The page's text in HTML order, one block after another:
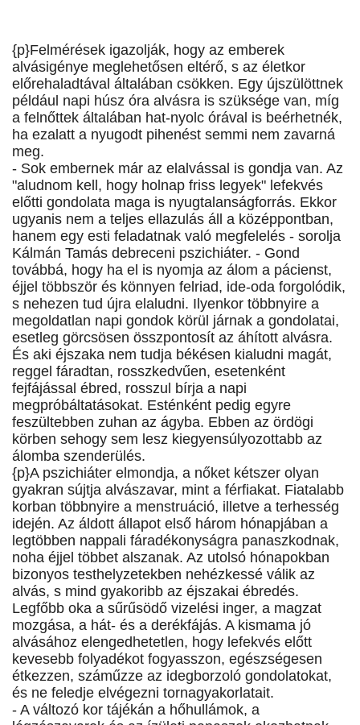
{p}Felmérések igazolják, hogy az emberek
alvásigénye meglehetősen eltérő, s az életkor
előrehaladtával általában csökken. Egy újszülöttnek
például napi húsz óra alvásra is szüksége van, míg
a felnőttek általában hat-nyolc órával is beérhetnék,
ha ezalatt a nyugodt pihenést semmi nem zavarná
meg.
- Sok embernek már az elalvással is gondja van. Az
"aludnom kell, hogy holnap friss legyek" lefekvés
előtti gondolata maga is nyugtalanságforrás. Ekkor
ugyanis nem a teljes ellazulás áll a középpontban,
hanem egy esti feladatnak való megfelelés - sorolja
Kálmán Tamás debreceni pszichiáter. - Gond
továbbá, hogy ha el is nyomja az álom a pácienst,
éjjel többször és könnyen felriad, ide-oda forgolódik,
s nehezen tud újra elaludni. Ilyenkor többnyire a
megoldatlan napi gondok körül járnak a gondolatai,
esetleg görcsösen összpontosít az áhított alvásra.
És aki éjszaka nem tudja békésen kialudni magát,
reggel fáradtan, rosszkedvűen, esetenként
fejfájással ébred, rosszul bírja a napi
megpróbáltatásokat. Esténként pedig egyre
feszültebben zuhan az ágyba. Ebben az ördögi
körben sehogy sem lesz kiegyensúlyozottabb az
álomba szenderülés.
{p}A pszichiáter elmondja, a nőket kétszer olyan
gyakran sújtja alvászavar, mint a férfiakat. Fiatalabb
korban többnyire a menstruáció, illetve a terhesség
idején. Az áldott állapot első három hónapjában a
legtöbben nappali fáradékonyságra panaszkodnak,
noha éjjel többet alszanak. Az utolsó hónapokban
bizonyos testhelyzetekben nehézkessé válik az
alvás, s mind gyakoribb az éjszakai ébredés.
Legfőbb oka a sűrűsödő vizelési inger, a magzat
mozgása, a hát- és a derékfájás. A kismama jó
alvásához elengedhetetlen, hogy lefekvés előtt
kevesebb folyadékot fogyasszon, egészségesen
étkezzen, száműzze az idegborzoló gondolatokat,
és ne feledje elvégezni tornagyakorlatait.
- A változó kor tájékán a hőhullámok, a